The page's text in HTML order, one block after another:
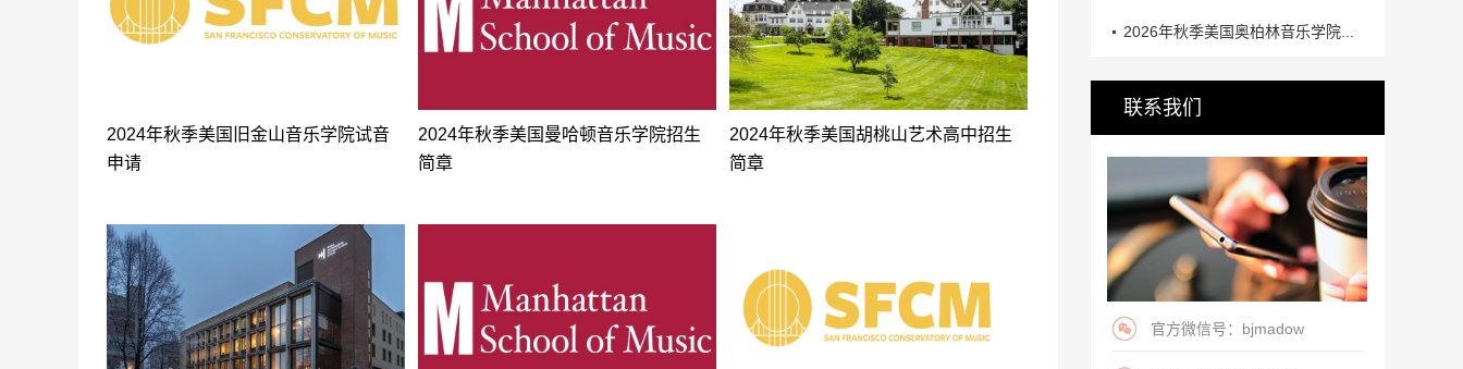
2024年秋季美国旧金山音乐学院试音
申请
2024年秋季美国曼哈顿音乐学院招生
简章
2024年秋季美国胡桃山艺术高中招生
简章
2026年秋季美国奥柏林音乐学院...
联系我们
官方微信号：bjmadow